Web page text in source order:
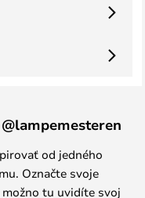
od jedného
Označte svoje
tu uvidíte svoj